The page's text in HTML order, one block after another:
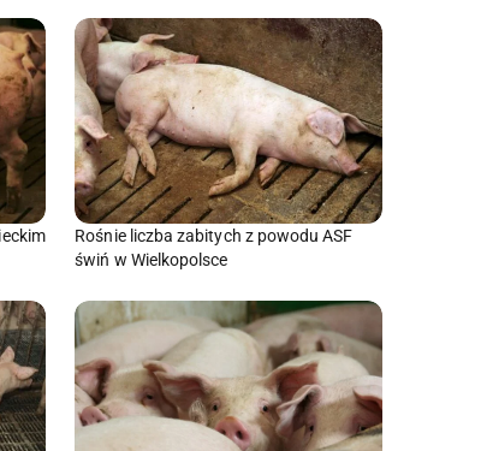
Rośnie liczba zabitych z powodu ASF
świń w Wielkopolsce